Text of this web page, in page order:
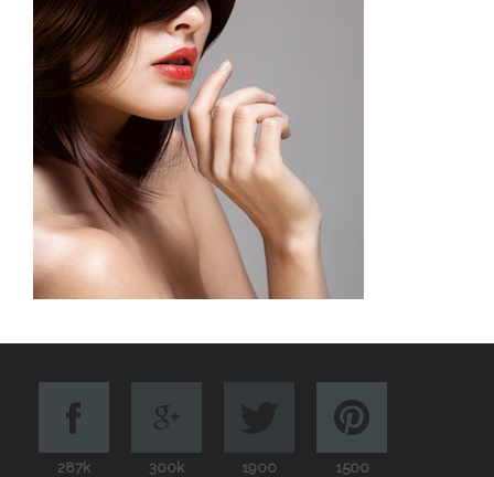
287k
300k
1900
1500